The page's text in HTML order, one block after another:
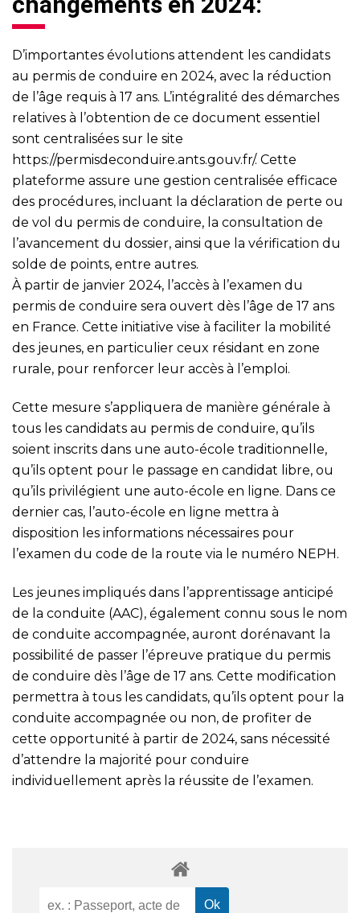
D’importantes évolutions attendent les candidats
au permis de conduire en 2024, avec la réduction
de l’âge requis à 17 ans. L’intégralité des démarches
relatives à l’obtention de ce document essentiel
sont centralisées sur le site
https://permisdeconduire.ants.gouv.fr/. Cette
plateforme assure une gestion centralisée efficace
des procédures, incluant la déclaration de perte ou
de vol du permis de conduire, la consultation de
l’avancement du dossier, ainsi que la vérification du
solde de points, entre autres.
À partir de janvier 2024, l’accès à l’examen du
permis de conduire sera ouvert dès l’âge de 17 ans
en France. Cette initiative vise à faciliter la mobilité
des jeunes, en particulier ceux résidant en zone
rurale, pour renforcer leur accès à l’emploi.
Cette mesure s’appliquera de manière générale à
tous les candidats au permis de conduire, qu’ils
soient inscrits dans une auto-école traditionnelle,
qu’ils optent pour le passage en candidat libre, ou
qu’ils privilégient une auto-école en ligne. Dans ce
dernier cas, l’auto-école en ligne mettra à
disposition les informations nécessaires pour
l’examen du code de la route via le numéro NEPH.
Les jeunes impliqués dans l’apprentissage anticipé
de la conduite (AAC), également connu sous le nom
de conduite accompagnée, auront dorénavant la
possibilité de passer l’épreuve pratique du permis
de conduire dès l’âge de 17 ans. Cette modification
permettra à tous les candidats, qu’ils optent pour la
conduite accompagnée ou non, de profiter de
cette opportunité à partir de 2024, sans nécessité
d’attendre la majorité pour conduire
individuellement après la réussite de l’examen.